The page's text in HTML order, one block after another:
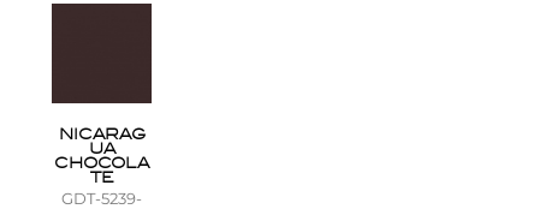
NICARAG
UA
CHOCOLA
TE
GDT-5239-